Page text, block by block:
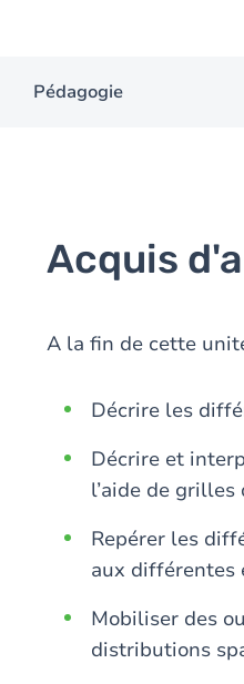
Pédagogie
Acquis
A la fin de cette
Décrire les
Décrire et
l’aide de
Repérer les
aux différentes
Mobiliser des
distributions